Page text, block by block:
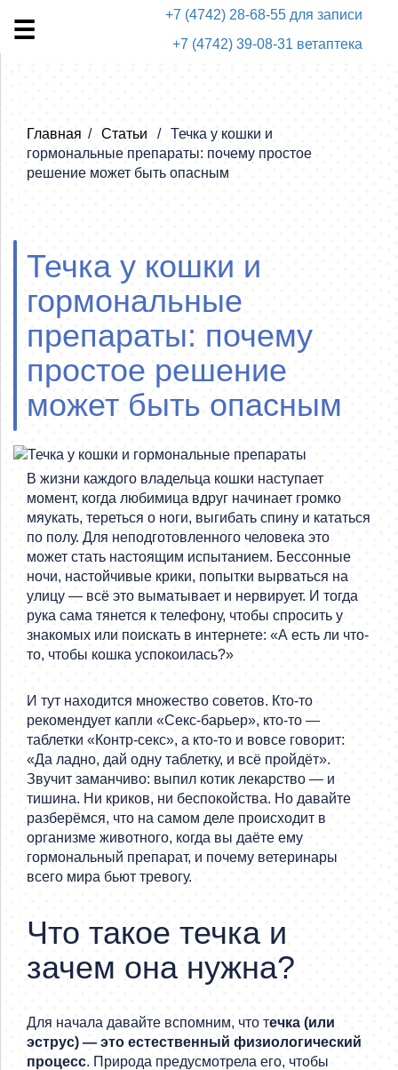
+7 (4742) 28-68-55 для записи
+7 (4742) 39-08-31 ветаптека
Главная Статьи
Течка у кошки и
гормональные препараты: почему простое
решение может быть опасным
Течка у кошки и
гормональные
препараты: почему
простое решение
может быть опасным
В жизни каждого владельца кошки наступает
момент, когда любимица вдруг начинает громко
мяукать, тереться о ноги, выгибать спину и кататься
по полу. Для неподготовленного человека это
может стать настоящим испытанием. Бессонные
ночи, настойчивые крики, попытки вырваться на
улицу — всё это выматывает и нервирует. И тогда
рука сама тянется к телефону, чтобы спросить у
знакомых или поискать в интернете: «А есть ли что-
то, чтобы кошка успокоилась?»
И тут находится множество советов. Кто-то
рекомендует капли «Секс-барьер», кто-то —
таблетки «Контр-секс», а кто-то и вовсе говорит:
«Да ладно, дай одну таблетку, и всё пройдёт».
Звучит заманчиво: выпил котик лекарство — и
тишина. Ни криков, ни беспокойства. Но давайте
разберёмся, что на самом деле происходит в
организме животного, когда вы даёте ему
гормональный препарат, и почему ветеринары
всего мира бьют тревогу.
Что такое течка и
зачем она нужна?
Для начала давайте вспомним, что течка (или
эструс) — это естественный физиологический
процесс. Природа предусмотрела его, чтобы